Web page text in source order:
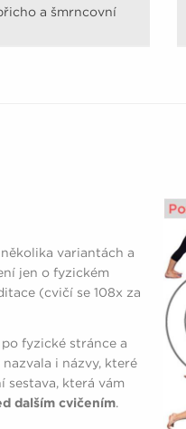
a šmrncovní
variantách a
jen o fyzickém
(cvičí se 108x za
fyzické stránce a
i názvy, které
sestava, která vám
dalším cvičením.